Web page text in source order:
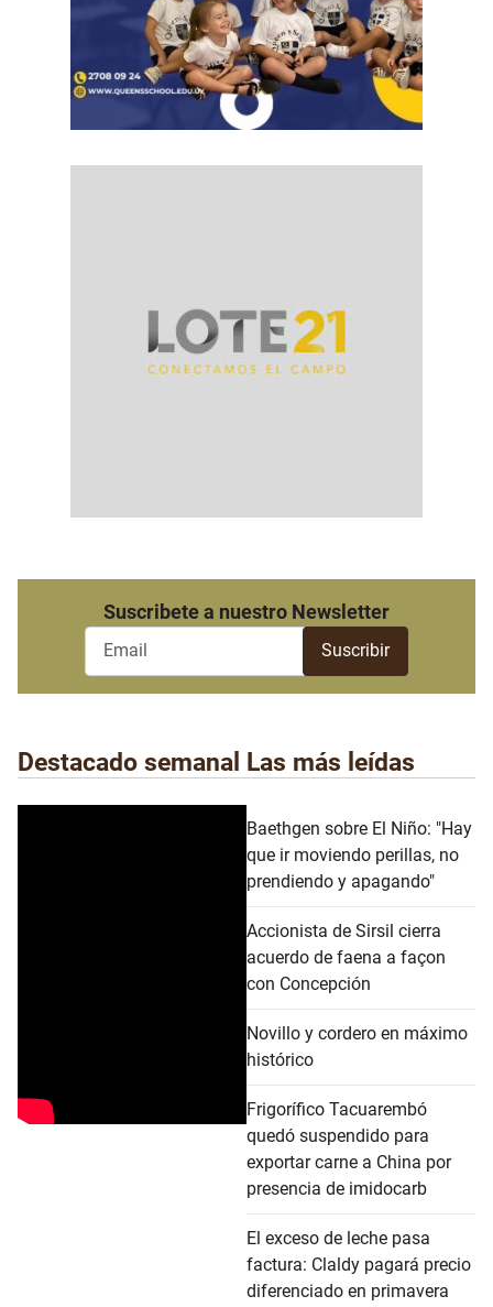
Suscribete a nuestro Newsletter
Destacado semanal Las más leídas
Baethgen sobre El Niño: "Hay
que ir moviendo perillas, no
prendiendo y apagando"
Accionista de Sirsil cierra
acuerdo de faena a façon
con Concepción
Novillo y cordero en máximo
histórico
Frigorífico Tacuarembó
quedó suspendido para
exportar carne a China por
presencia de imidocarb
El exceso de leche pasa
factura: Claldy pagará precio
diferenciado en primavera